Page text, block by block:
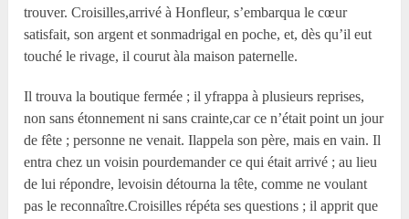
trouver. Croisilles,arrivé à Honfleur, s’embarqua le cœur
satisfait, son argent et sonmadrigal en poche, et, dès qu’il eut
touché le rivage, il courut àla maison paternelle.
Il trouva la boutique fermée ; il yfrappa à plusieurs reprises,
non sans étonnement ni sans crainte,car ce n’était point un jour
de fête ; personne ne venait. Ilappela son père, mais en vain. Il
entra chez un voisin pourdemander ce qui était arrivé ; au lieu
de lui répondre, levoisin détourna la tête, comme ne voulant
pas le reconnaître.Croisilles répéta ses questions ; il apprit que